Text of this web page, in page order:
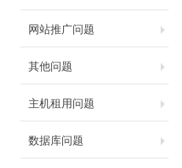
网站推广问题
其他问题
主机租用问题
数据库问题